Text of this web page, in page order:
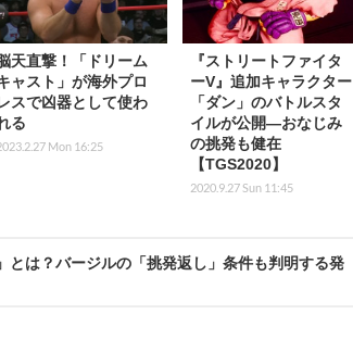
天直撃！「ドリーム
ャスト」が海外プロ
スで凶器として使わ
る
Mon 16:25
『ストリートファイタ
ーV』追加キャラクター
「ダン」のバトルスタ
イルが公開―おなじみ
の挑発も健在
【TGS2020】
2020.9.27 Sun 11:45
とは？バージルの「挑発返し」条件も判明する発